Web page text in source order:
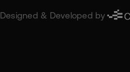
Designed & Developed by